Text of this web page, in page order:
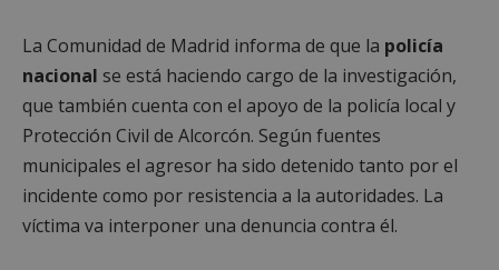
La Comunidad de Madrid informa de que la policía
nacional se está haciendo cargo de la investigación,
que también cuenta con el apoyo de la policía local y
Protección Civil de Alcorcón. Según fuentes
municipales el agresor ha sido detenido tanto por el
incidente como por resistencia a la autoridades. La
víctima va interponer una denuncia contra él.